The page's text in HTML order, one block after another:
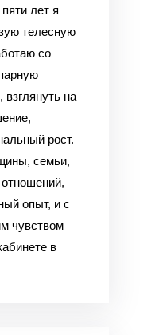
лет я
телесную
со
на
рост.
семьи,
опыт, и с
чувством
в